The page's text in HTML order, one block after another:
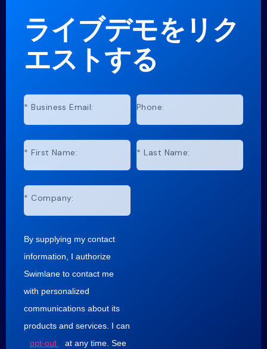
ライブデモをリク
エストする
* Business Email: Phone:
* First Name: * Last Name:
* Company:
By supplying my contact
information, I authorize
Swimlane to contact me
with personalized
communications about its
products and services. I can
opt-out
at any time. See